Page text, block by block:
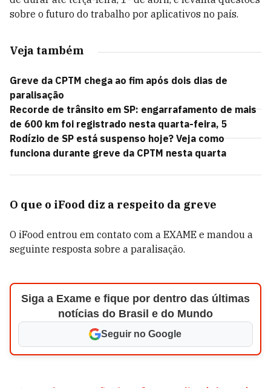
sobre o futuro do trabalho por aplicativos no país.
Veja também
Greve da CPTM chega ao fim após dois dias de
paralisação
Recorde de trânsito em SP: engarrafamento de mais
de 600 km foi registrado nesta quarta-feira, 5
Rodízio de SP está suspenso hoje? Veja como
funciona durante greve da CPTM nesta quarta
O que o iFood diz a respeito da greve
O iFood entrou em contato com a EXAME e mandou a
seguinte resposta sobre a paralisação.
Siga a Exame e fique por dentro das últimas
notícias do Brasil e do Mundo
Seguir no Google